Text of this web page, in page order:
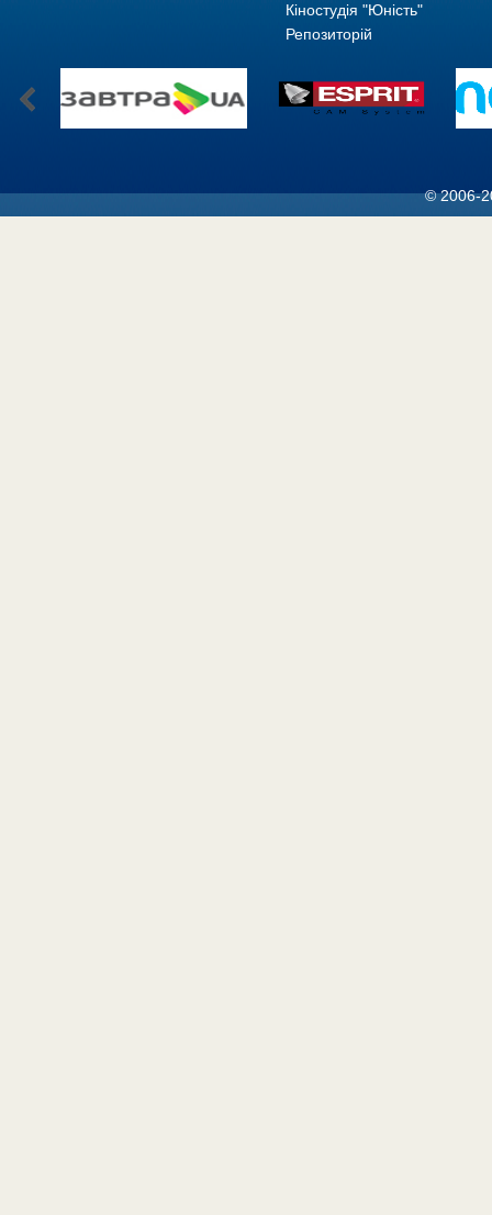
Кіностудія "Юність"
Репозиторій
© 2006-